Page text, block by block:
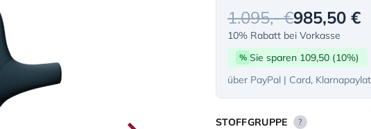
1.095,- €985,50 €
10% Rabatt bei Vorkasse
% Sie sparen 109,50 (10%)
über PayPal | Card,
STOFFGRUPPE ?